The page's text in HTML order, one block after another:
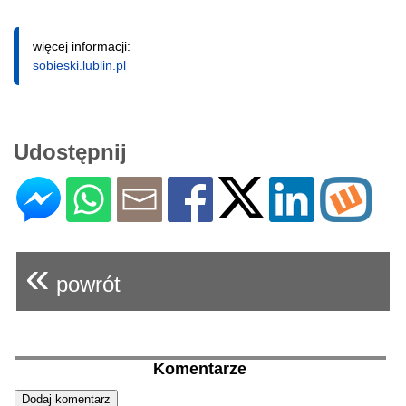
więcej informacji:
sobieski.lublin.pl
Udostępnij
« powrót
Komentarze